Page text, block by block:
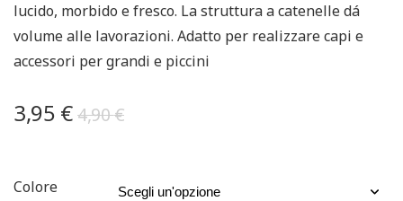
lucido, morbido e fresco. La struttura a catenelle dá
volume alle lavorazioni. Adatto per realizzare capi e
accessori per grandi e piccini
4,90€
3,95 €
Colore